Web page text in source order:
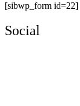
[sibwp_form id=22]
Social